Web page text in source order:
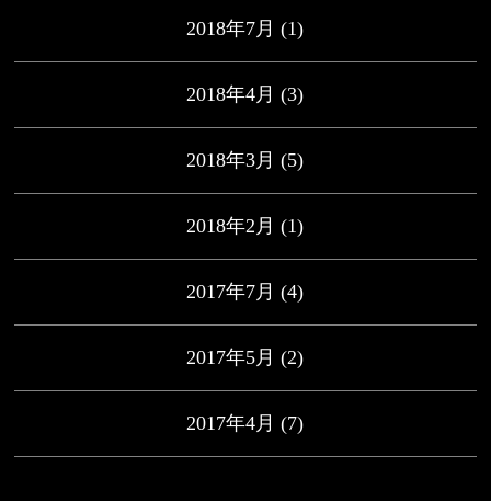
2018年7月 (1)
2018年4月 (3)
2018年3月 (5)
2018年2月 (1)
2017年7月 (4)
2017年5月 (2)
2017年4月 (7)